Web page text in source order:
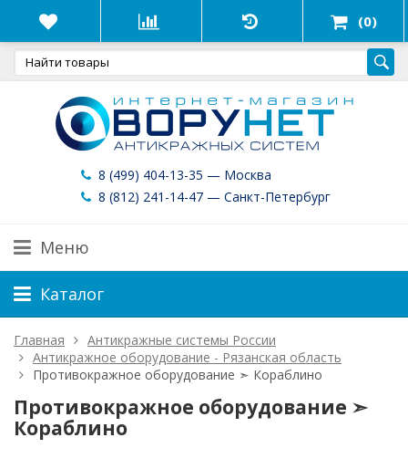
(0)
8 (499) 404-13-35 — Москва
8 (812) 241-14-47 — Санкт-Петербург
Меню
Каталог
Главная
Антикражные системы России
Антикражное оборудование - Рязанская область
Противокражное оборудование ➣ Кораблино
Противокражное оборудование ➣
Кораблино